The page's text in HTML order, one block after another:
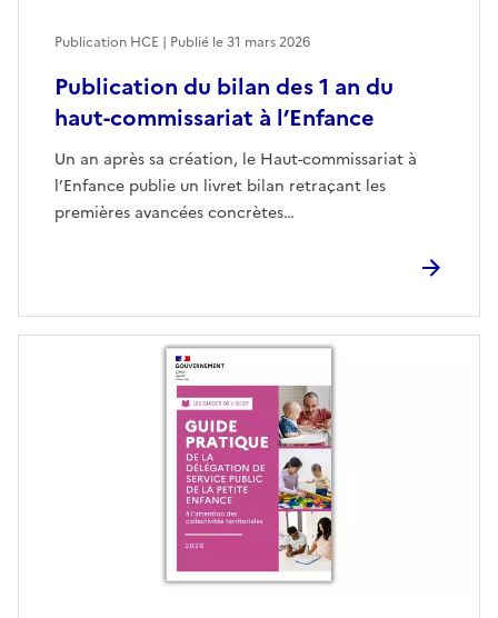
Publication du bilan des 1 an du
haut-commissariat à l’Enfance
Un an après sa création, le Haut-commissariat à
l’Enfance publie un livret bilan retraçant les
premières avancées concrètes…
Publication HCE | Publié le31 mars 2026